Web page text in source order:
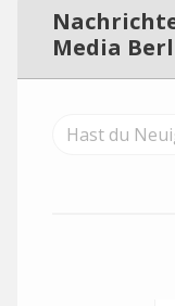
Media